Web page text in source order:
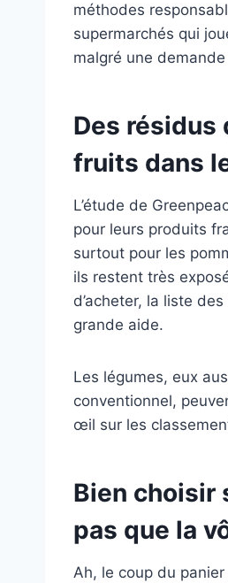
méthodes
supermarchés qui
malgré une
Des résidus
fruits dans
L’étude de
pour leurs produits
surtout pour les
ils restent très
d’acheter, la liste
grande aide.
Les légumes, eux
conventionnel,
œil sur les
Bien choisir
pas que la
Ah, le coup du